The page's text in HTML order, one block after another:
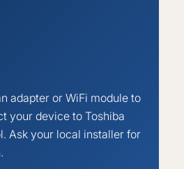
adapter or WiFi module to
your device to Toshiba
Ask your local installer for